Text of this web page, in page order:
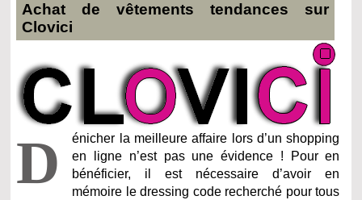
Achat de vêtements tendances sur
Clovici
D
énicher la meilleure affaire lors d’un shopping
en ligne n’est pas une évidence ! Pour en
bénéficier, il est nécessaire d’avoir en
mémoire le dressing code recherché pour tous